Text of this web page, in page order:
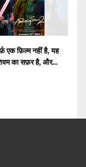
एक फ़िल्म नहीं है, यह
का सफ़र है, और...